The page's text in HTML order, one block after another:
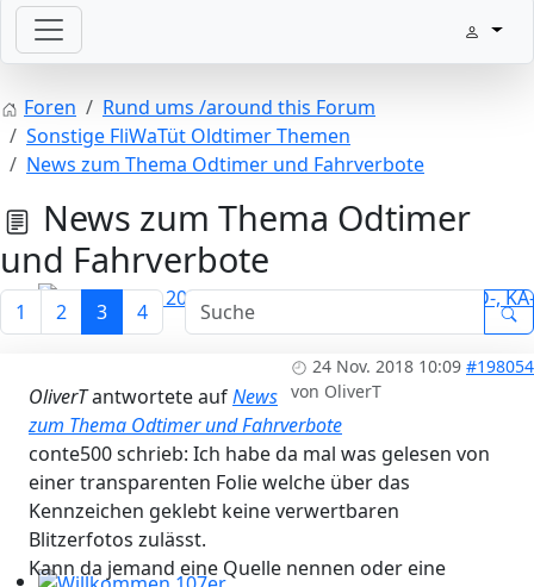
Bitte schickt Eure Datenkarten vor 82 an die Sternzeit
Workshops 2026 - Hzg & Klima 16.5. Erlangen, D-, KA-
Foren
Rund ums /around this Forum
Sonstige FliWaTüt Oldtimer Themen
News zum Thema Odtimer und Fahrverbote
News zum Thema Odtimer
und Fahrverbote
1 2 3 4
24 Nov. 2018 10:09 #198054
von OliverT
OliverTantwortete aufNews
zum Thema Odtimer und Fahrverbote
conte500 schrieb: Ich habe da mal was gelesen von
einer transparenten Folie welche über das
Kennzeichen geklebt keine verwertbaren
Blitzerfotos zulässt.
Kann da jemand eine Quelle nennen oder eine